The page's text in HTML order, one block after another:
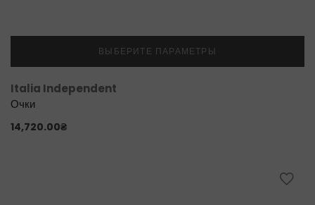
ВЫБЕРИТЕ ПАРАМЕТРЫ
Italia Independent
Очки
14,720.00₴